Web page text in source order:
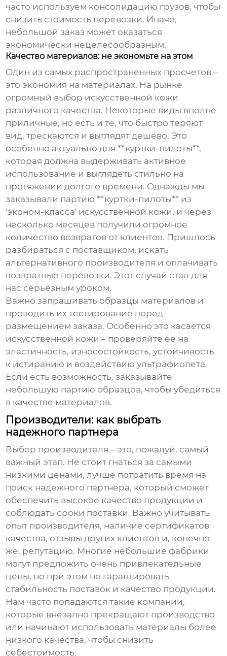
часто используем консолидацию грузов, чтобы
снизить стоимость перевозки. Иначе,
небольшой заказ может оказаться
экономически нецелесообразным.
Качество материалов: не экономьте на этом
Один из самых распространенных просчетов –
это экономия на материалах. На рынке
огромный выбор искусственной кожи
различного качества. Некоторые виды вполне
приличные, но есть и те, что быстро теряют
вид, трескаются и выглядят дешево. Это
особенно актуально для **куртки-пилоты**,
которая должна выдерживать активное
использование и выглядеть стильно на
протяжении долгого времени. Однажды мы
заказывали партию **куртки-пилоты** из
'эконом-класса' искусственной кожи, и через
несколько месяцев получили огромное
количество возвратов от клиентов. Пришлось
разбираться с поставщиком, искать
альтернативного производителя и оплачивать
возвратные перевозки. Этот случай стал для
нас серьезным уроком.
Важно запрашивать образцы материалов и
проводить их тестирование перед
размещением заказа. Особенно это касается
искусственной кожи – проверяйте ее на
эластичность, износостойкость, устойчивость
к истиранию и воздействию ультрафиолета.
Если есть возможность, заказывайте
небольшую партию образцов, чтобы убедиться
в качестве материалов.
Производители: как выбрать
надежного партнера
Выбор производителя – это, пожалуй, самый
важный этап. Не стоит гнаться за самыми
низкими ценами, лучше потратить время на
поиск надежного партнера, который сможет
обеспечить высокое качество продукции и
соблюдать сроки поставки. Важно учитывать
опыт производителя, наличие сертификатов
качества, отзывы других клиентов и, конечно
же, репутацию. Многие небольшие фабрики
могут предложить очень привлекательные
цены, но при этом не гарантировать
стабильность поставок и качество продукции.
Нам часто попадаются такие компании,
которые внезапно прекращают производство
или начинают использовать материалы более
низкого качества, чтобы снизить
себестоимость.